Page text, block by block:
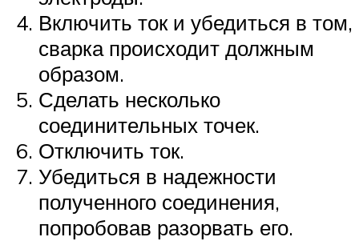
Включить ток и убедиться в том,
сварка происходит должным
образом.
Сделать несколько
соединительных точек.
Отключить ток.
Убедиться в надежности
полученного соединения,
попробовав разорвать его.